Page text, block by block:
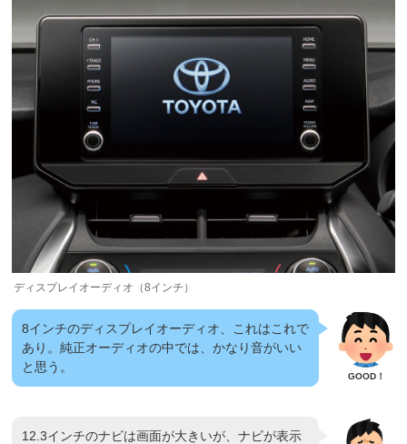
ディスプレイオーディオ（8インチ）
8インチのディスプレイオーディオ、これはこれで
あり。純正オーディオの中では、かなり音がいい
と思う。
12.3インチのナビは画面が大きいが、ナビが表示